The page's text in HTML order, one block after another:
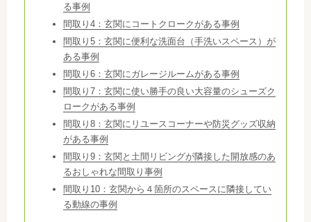
る事例
間取り4：玄関にコートクロークがある事例
間取り5：玄関に便利な洗面台（手洗いスペース）が
ある事例
間取り6：玄関にガレージルームがある事例
間取り7：玄関に使い勝手の良い大容量のシューズク
ロークがある事例
間取り8：玄関にリユースコーナーや防災グッズ収納
がある事例
間取り9：玄関と土間リビングが隣接した開放感のあ
るおしゃれな間取り事例
間取り10：玄関から４箇所のスペースに隣接してい
る動線の事例